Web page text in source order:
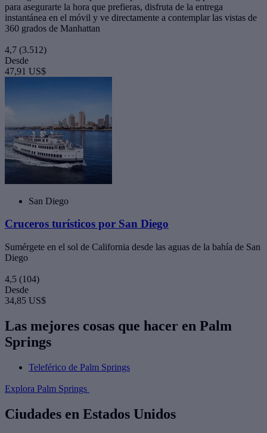
para asegurarte la hora que prefieras, disfruta de la entrega
instantánea en el móvil y ve directamente a contemplar las vistas de
360 grados de Manhattan
4,7 (3.512)
Desde
47,91 US$
San Diego
Cruceros turísticos por San Diego
Sumérgete en el sol de California desde las aguas de la bahía de San
Diego
4,5 (104)
Desde
34,85 US$
Las mejores cosas que hacer en Palm
Springs
Teleférico de Palm Springs
Explora Palm Springs
Ciudades en Estados Unidos